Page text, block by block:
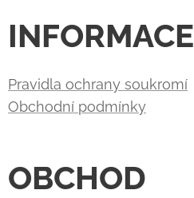
INFORMACE
Pravidla ochrany soukromí
Obchodní podmínky
OBCHOD